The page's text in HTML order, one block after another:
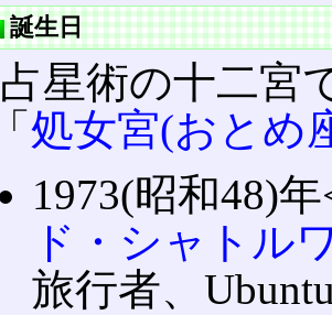
誕生日
占星術の十二宮
「処女宮(おとめ
1973(昭和48)
ド・シャトル
旅行者、